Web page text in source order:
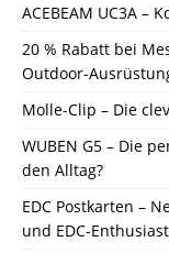
ACEBEAM UC3A –
20 % Rabatt bei
Outdoor-
Molle-Clip – Die
WUBEN G5 – Die
den Alltag?
EDC Postkarten –
und EDC-